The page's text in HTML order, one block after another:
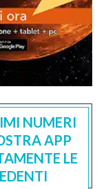
NUMERI
APP
LE